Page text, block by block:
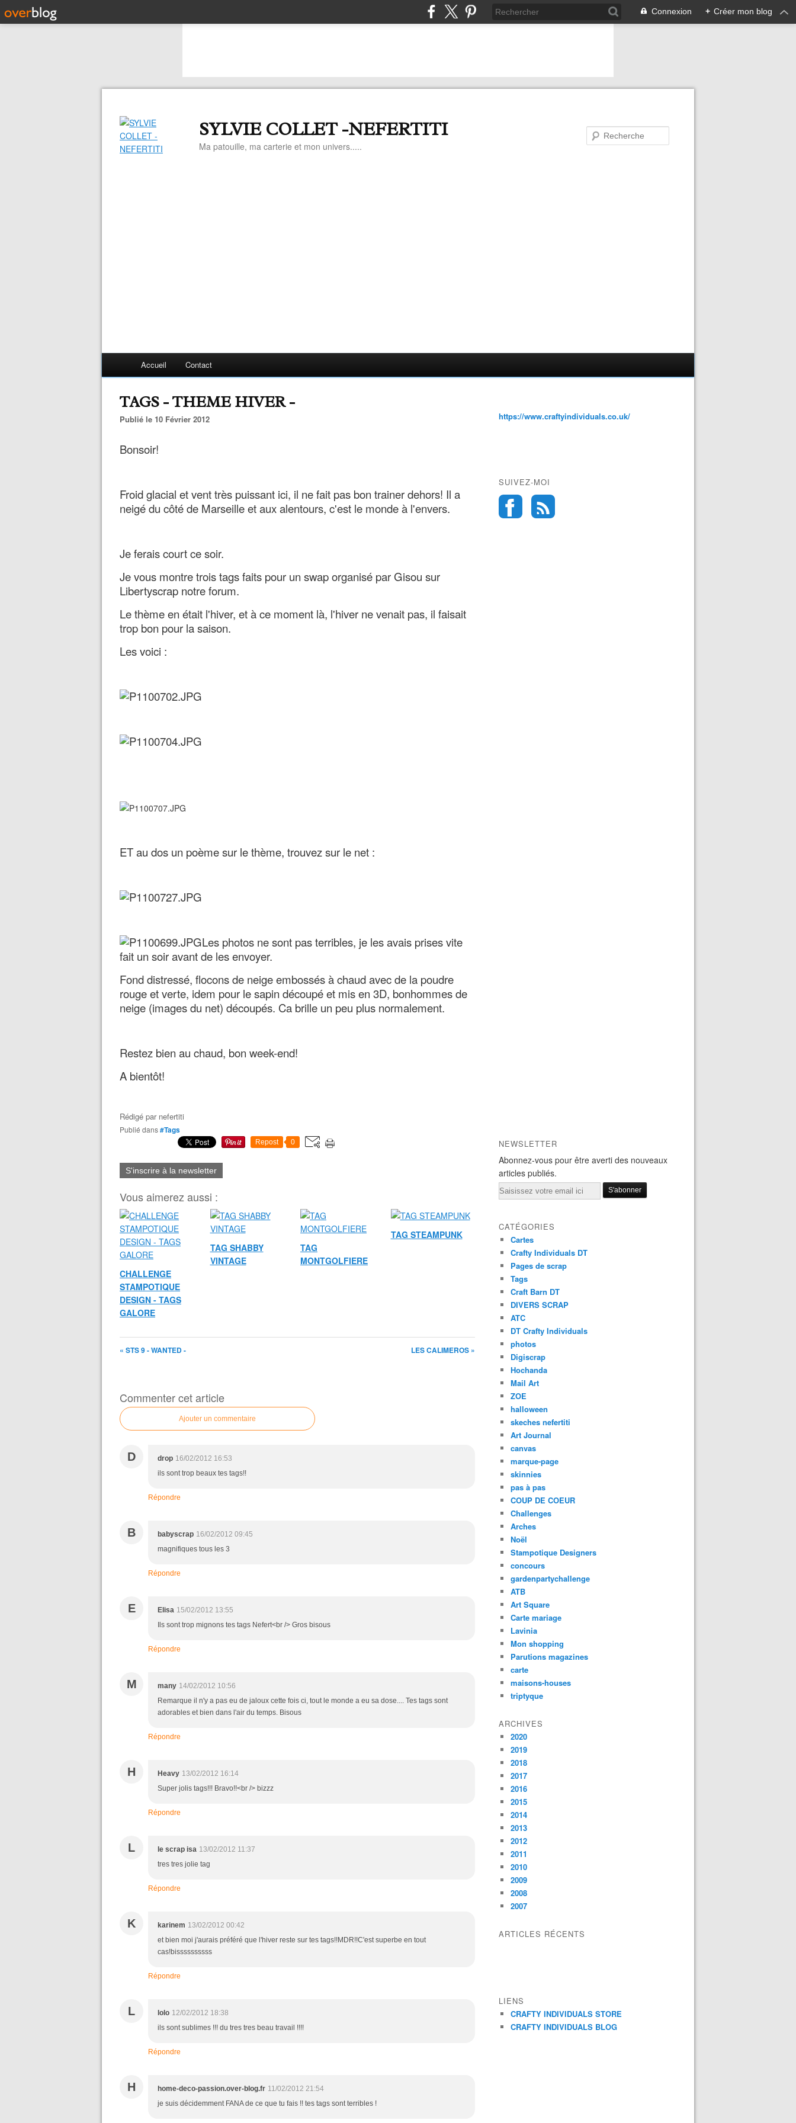
Connexion + Créer mon blog
SYLVIE COLLET -NEFERTITI
Ma patouille, ma carterie et mon univers.....
Accueil Contact
TAGS - THEME HIVER -
Publié le 10 Février 2012
Bonsoir!
Froid glacial et vent très puissant ici, il ne fait pas bon trainer dehors! Il a
neigé du côté de Marseille et aux alentours, c'est le monde à l'envers.
Je ferais court ce soir.
Je vous montre trois tags faits pour un swap organisé par Gisou sur
Libertyscrap notre forum.
Le thème en était l'hiver, et à ce moment là, l'hiver ne venait pas, il faisait
trop bon pour la saison.
Les voici :
ET au dos un poème sur le thème, trouvez sur le net :
Les photos ne sont pas terribles, je les avais prises vite
fait un soir avant de les envoyer.
Fond distressé, flocons de neige embossés à chaud avec de la poudre
rouge et verte, idem pour le sapin découpé et mis en 3D, bonhommes de
neige (images du net) découpés. Ca brille un peu plus normalement.
Restez bien au chaud, bon week-end!
A bientôt!
Rédigé par nefertiti
Publié dans#Tags
Repost 0
S'inscrire à la newsletter
Vous aimerez aussi :
CHALLENGE
STAMPOTIQUE
DESIGN - TAGS
GALORE
TAG SHABBY
VINTAGE
TAG
MONTGOLFIERE
TAG STEAMPUNK
« STS 9 - WANTED - LES CALIMEROS »
Commenter cet article
Ajouter un commentaire
D drop 16/02/2012 16:53
ils sont trop beaux tes tags!!
Répondre
B babyscrap 16/02/2012 09:45
magnifiques tous les 3
Répondre
E Elisa 15/02/2012 13:55
Ils sont trop mignons tes tags Nefert<br /> Gros bisous
Répondre
M many 14/02/2012 10:56
Remarque il n'y a pas eu de jaloux cette fois ci, tout le monde a eu sa dose.... Tes tags sont
adorables et bien dans l'air du temps. Bisous
Répondre
H Heavy 13/02/2012 16:14
Super jolis tags!!! Bravo!!<br /> bizzz
Répondre
L le scrap isa 13/02/2012 11:37
tres tres jolie tag
Répondre
K karinem 13/02/2012 00:42
et bien moi j'aurais préféré que l'hiver reste sur tes tags!!MDR!!C'est superbe en tout
cas!bissssssssss
Répondre
L lolo 12/02/2012 18:38
ils sont sublimes !!! du tres tres beau travail !!!!
Répondre
H home-deco-passion.over-blog.fr 11/02/2012 21:54
je suis décidemment FANA de ce que tu fais !! tes tags sont terribles !
https://www.craftyindividuals.co.uk/
SUIVEZ-MOI
NEWSLETTER
Abonnez-vous pour être averti des nouveaux
articles publiés.
Email
CATÉGORIES
Cartes
Crafty Individuals DT
Pages de scrap
Tags
Craft Barn DT
DIVERS SCRAP
ATC
DT Crafty Individuals
photos
Digiscrap
Hochanda
Mail Art
ZOE
halloween
skeches nefertiti
Art Journal
canvas
marque-page
skinnies
pas à pas
COUP DE COEUR
Challenges
Arches
Noël
Stampotique Designers
concours
gardenpartychallenge
ATB
Art Square
Carte mariage
Lavinia
Mon shopping
Parutions magazines
carte
maisons-houses
triptyque
ARCHIVES
2020
2019
2018
2017
2016
2015
2014
2013
2012
2011
2010
2009
2008
2007
ARTICLES RÉCENTS
LIENS
CRAFTY INDIVIDUALS STORE
CRAFTY INDIVIDUALS BLOG